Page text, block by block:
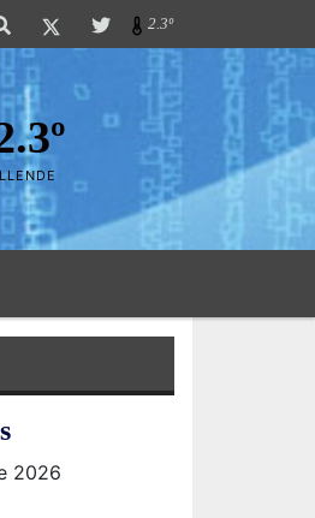
PUES..!
2.3º
2026